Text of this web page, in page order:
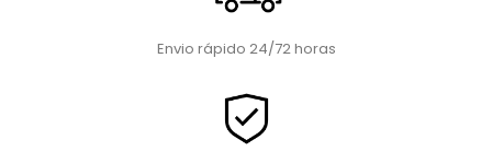
Envio rápido 24/72 horas